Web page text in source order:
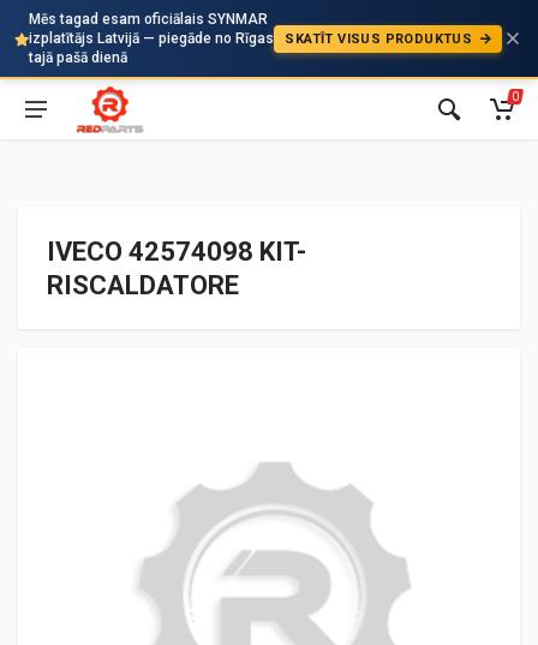
Mēs tagad esam oficiālais SYNMAR
izplatītājs Latvijā — piegāde no Rīgas
tajā pašā dienā
SKATĪT VISUS PRODUKTUS
Auto
0
IVECO 42574098 KIT-
RISCALDATORE